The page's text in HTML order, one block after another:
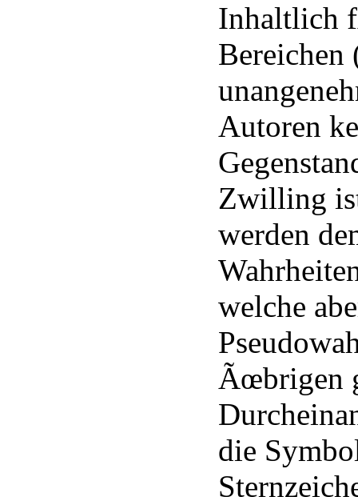
Inhaltlich
Bereichen
Autoren
Zwilling
werden
welche
Ãœbrigen
die